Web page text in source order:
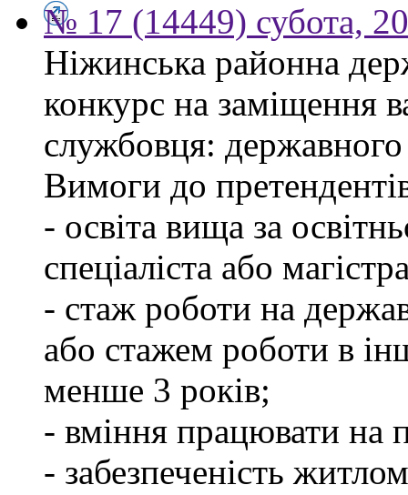
№ 17 (14449) субота,
Ніжинська районна
конкурс на заміщення
службовця: державного
Вимоги до
- освіта вища за
спеціаліста або
- стаж роботи на
або стажем роботи в
менше 3 років;
- вміння працювати на
- забезпеченість